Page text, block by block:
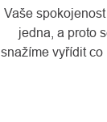
Vaše
jedna, a proto
snažíme vyřídit